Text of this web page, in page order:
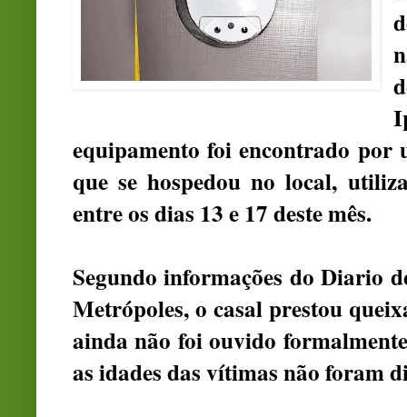
equipamento foi encontrado por
que se hospedou no local,
entre os dias 13 e 17 deste mês.
Segundo informações do Diario
Metrópoles, o casal prestou
ainda não foi ouvido
as idades das vítimas não foram